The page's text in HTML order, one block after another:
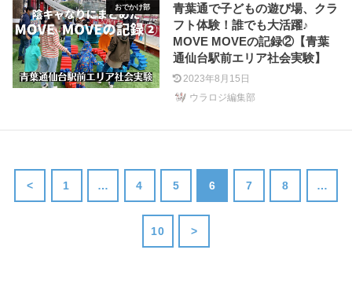
おでかけ部
青葉通で子どもの遊び場、クラ
フト体験！誰でも大活躍♪
MOVE MOVEの記録②【青葉
通仙台駅前エリア社会実験】
2023年8月15日
ウラロジ編集部
< 1 … 4 5 6 7 8 …
10 >